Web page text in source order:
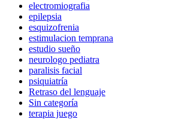
electromiografia
epilepsia
esquizofrenia
estimulacion temprana
estudio sueño
neurologo pediatra
paralisis facial
psiquiatría
Retraso del lenguaje
Sin categoría
terapia juego